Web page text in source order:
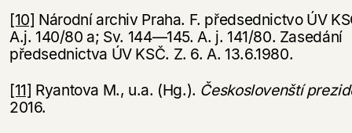
[10] Národní archiv Praha. F. předsednictvo ÚV
A.j. 140/80 a; Sv. 144—145. A. j. 141/80. Zasedání
předsednictva ÚV KSČ. Z. 6. A. 13.6.1980.
[11] Ryantova M., u.a. (Hg.). Českoslovenští
2016.